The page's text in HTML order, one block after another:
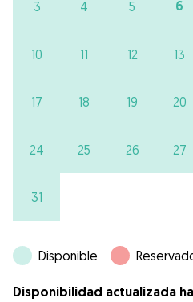
3 4 5 6
10 11 12 13
17 18 19 20
24 25 26 27
31
Disponible
Disponibilidad actualizada